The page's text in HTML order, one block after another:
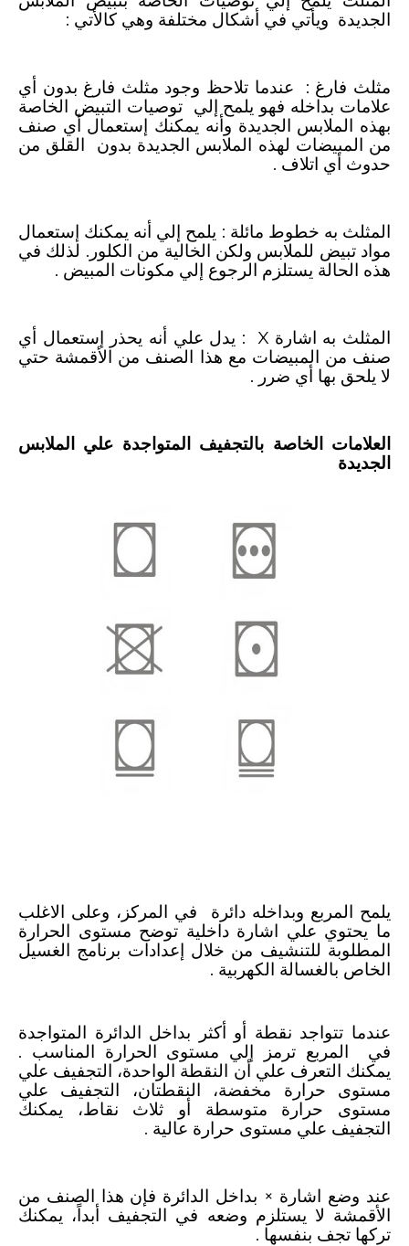
الجديدة ويأتي في أشكال مختلفة وهي كالأتي :
مثلث فارغ : عندما تلاحظ وجود مثلث فارغ بدون أي
علامات بداخله فهو يلمح إلي توصيات التبيض الخاصة
بهذه الملابس الجديدة وأنه يمكنك إستعمال أي صنف
من المبيضات لهذه الملابس الجديدة بدون القلق من
حدوث أي اتلاف .
المثلث به خطوط مائلة : يلمح إلي أنه يمكنك إستعمال
مواد تبيض للملابس ولكن الخالية من الكلور. لذلك في
هذه الحالة يستلزم الرجوع إلي مكونات المبيض .
المثلث به اشارة X : يدل علي أنه يحذر إستعمال أي
صنف من المبيضات مع هذا الصنف من الأقمشة حتي
لا يلحق بها أي ضرر .
العلامات الخاصة بالتجفيف المتواجدة علي الملابس
الجديدة
يلمح المربع وبداخله دائرة في المركز، وعلى الاغلب
ما يحتوي علي اشارة داخلية توضح مستوى الحرارة
المطلوبة للتنشيف من خلال إعدادات برنامج الغسيل
الخاص بالغسالة الكهربية .
عندما تتواجد نقطة أو أكثر بداخل الدائرة المتواجدة
في المربع ترمز إلي مستوى الحرارة المناسب .
يمكنك التعرف علي أن النقطة الواحدة، التجفيف علي
مستوى حرارة مخفضة، النقطتان، التجفيف علي
مستوى حرارة متوسطة أو ثلاث نقاط، يمكنك
التجفيف علي مستوى حرارة عالية .
عند وضع اشارة × بداخل الدائرة فإن هذا الصنف من
الأقمشة لا يستلزم وضعه في التجفيف أبداً، يمكنك
تركها تجف بنفسها .